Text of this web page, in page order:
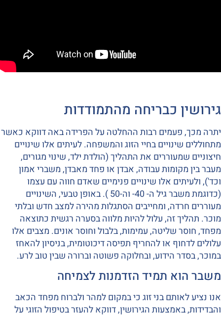
גירושין כבריחה מהתמודדות
יתרה מכך, פעמים רבות ההחלטה על הפרידה באה דווקא כאשר
מתחוללים שינויים בחיי הזוג והמשפחה. לעיתים אלו שינויים
חיצוניים שמעוררים את התהליך (הולדת ילד, שינוי מגורים,
מעבר בין מקומות עבודה, אבדן או פחד מאבדן, משברי אמון
וכד'), ולעיתים אלו שינויים פנימיים שאדם חווה עם עצמו
(כדוגמת משבר גיל ה- 40- וה-50 ). באופן טבעי, השינויים
מעוררים חרדה, ומחייבים הסתגלות מהירה למצב חדש ובלתי
מוכר. תהליך זה, עלול להיות מלווה בסערה רגשית כתוצאה
מפחד, חוסר שליטה, עמימות, בלבול וחוסר אונים. מצבים אלו
עלולים לדחוף או להחריף תפיסה דיכוטומית, בניסיון להאחז
במוכר, בסדר הידוע, ובחלוקה פשוטה וברורה שבין טוב לרע.
משבר הוא תמיד הזדמנות לצמיחה
אנו נציע לאותם בני זוג כי במקום למהר ולברוח מפחד הכאב
והבדידות, באמצעות הגירושין, דווקא להעזר בטיפול הזוגי על